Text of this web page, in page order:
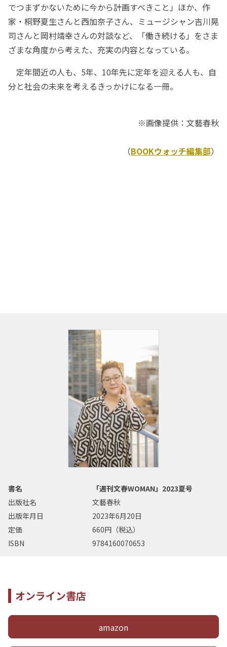
でつまずかないために今から計画すべきこと」ほか、作
家・桐野夏生さんと西加奈子さん、ミュージシャン吉川晃
司さんと岡村靖幸さんの対談など、「働き続ける」をさま
ざまな角度から考えた、充実の内容となっている。
定年間近の人も、5年、10年先に定年を迎える人も、自
分と社会の未来を考えるきっかけになる一冊。
※画像提供：文藝春秋
（BOOKウォッチ編集部）
書名
「週刊文春WOMAN」2023夏号
出版社名
文藝春秋
出版年月日
2023年6月20日
定価
660円（税込）
ISBN
9784160070653
オンライン書店
amazon